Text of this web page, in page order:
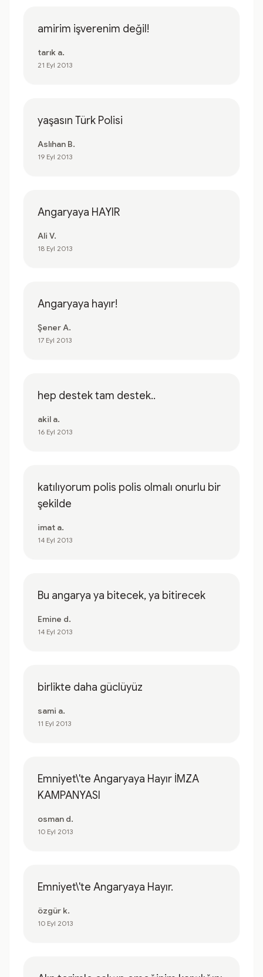
amirim işverenim değil!
tarık a.
21 Eyl 2013
yaşasın Türk Polisi
Aslıhan B.
19 Eyl 2013
Angaryaya HAYIR
Ali V.
18 Eyl 2013
Angaryaya hayır!
Şener A.
17 Eyl 2013
hep destek tam destek..
akil a.
16 Eyl 2013
katılıyorum polis polis olmalı onurlu bir
şekilde
imat a.
14 Eyl 2013
Bu angarya ya bitecek, ya bitirecek
Emine d.
14 Eyl 2013
birlikte daha güclüyüz
sami a.
11 Eyl 2013
Emniyet\'te Angaryaya Hayır İMZA
KAMPANYASI
osman d.
10 Eyl 2013
Emniyet\'te Angaryaya Hayır.
özgür k.
10 Eyl 2013